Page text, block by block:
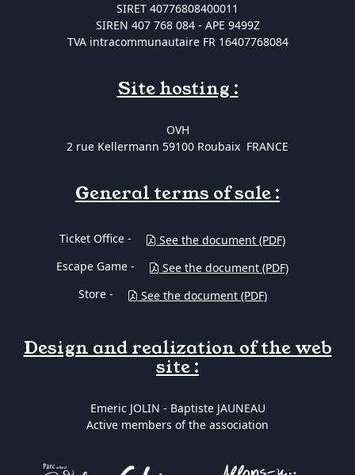
SIRET 40776808400011
SIREN 407 768 084 - APE 9499Z
TVA intracommunautaire FR 16407768084
Site hosting :
OVH
2 rue Kellermann 59100 Roubaix FRANCE
General terms of sale :
Ticket Office -
See the document (PDF)
Escape Game -
See the document (PDF)
Store -
See the document (PDF)
Design and realization of the web
site :
Emeric JOLIN - Baptiste JAUNEAU
Active members of the association